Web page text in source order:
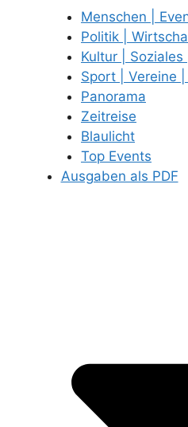
Menschen |
Politik |
Kultur | Soziales
Sport | Vereine
Panorama
Zeitreise
Blaulicht
Top Events
Ausgaben als PDF